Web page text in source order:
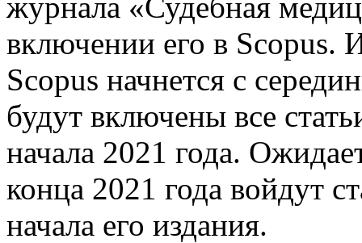
включении его в Scopus.
Scopus начнется с
будут включены все
начала 2021 года.
конца 2021 года войдут
начала его издания.